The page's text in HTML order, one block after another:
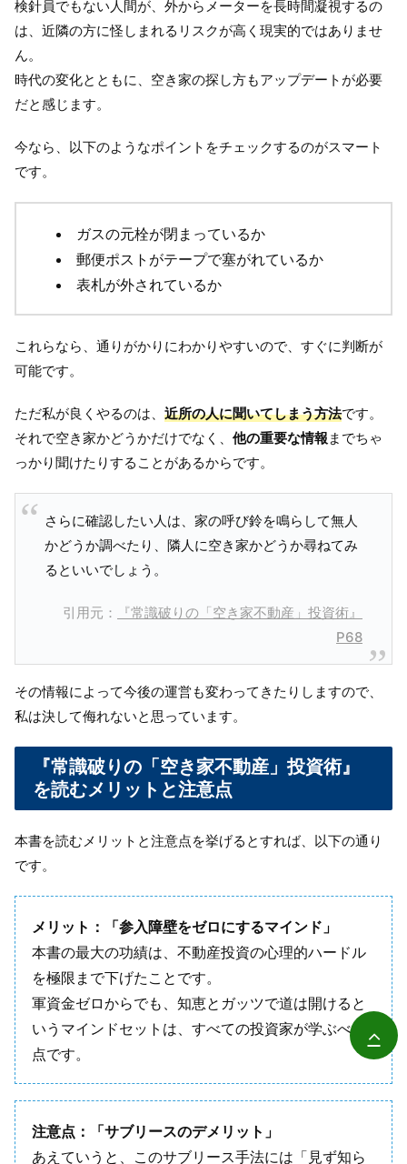
検針員でもない人間が、外からメーターを長時間凝視するの
は、近隣の方に怪しまれるリスクが高く現実的ではありませ
ん。
時代の変化とともに、空き家の探し方もアップデートが必要
だと感じます。
今なら、以下のようなポイントをチェックするのがスマート
です。
ガスの元栓が閉まっているか
郵便ポストがテープで塞がれているか
表札が外されているか
これらなら、通りがかりにわかりやすいので、すぐに判断が
可能です。
ただ私が良くやるのは、 近所の人に聞いてしまう方法です。
それで空き家かどうかだけでなく、 他の重要な情報 までちゃ
っかり聞けたりすることがあるからです。
さらに確認したい人は、家の呼び鈴を鳴らして無人
かどうか調べたり、隣人に空き家かどうか尋ねてみ
るといいでしょう。
引用元：
『常識破りの「空き家不動産」投資術』
P68
その情報によって今後の運営も変わってきたりしますので、
私は決して侮れないと思っています。
『常識破りの「空き家不動産」投資術』
を読むメリットと注意点
本書を読むメリットと注意点を挙げるとすれば、以下の通り
です。
メリット：「参入障壁をゼロにするマインド」
本書の最大の功績は、不動産投資の心理的ハードル
を極限まで下げたことです。
軍資金ゼロからでも、知恵とガッツで道は開けると
いうマインドセットは、すべての投資家が学ぶべき
点です。
注意点：「サブリースのデメリット」
あえていうと、このサブリース手法には「見ず知ら